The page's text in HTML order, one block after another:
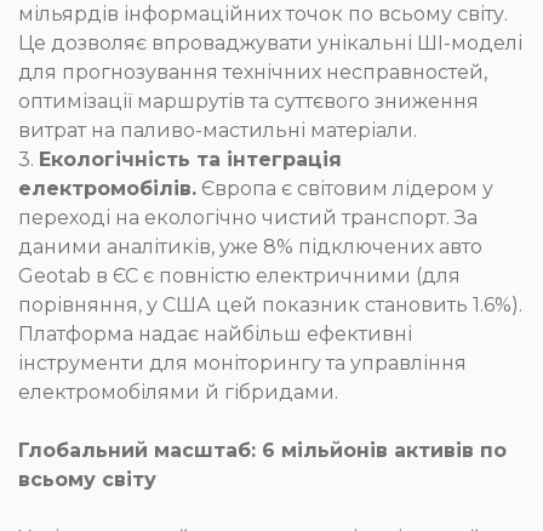
мільярдів інформаційних точок по всьому світу.
Це дозволяє впроваджувати унікальні ШІ-моделі
для прогнозування технічних несправностей,
оптимізації маршрутів та суттєвого зниження
витрат на паливо-мастильні матеріали.
3. Екологічність та інтеграція
електромобілів. Європа є світовим лідером у
переході на екологічно чистий транспорт. За
даними аналітиків, уже 8% підключених авто
Geotab в ЄС є повністю електричними (для
порівняння, у США цей показник становить 1.6%).
Платформа надає найбільш ефективні
інструменти для моніторингу та управління
електромобілями й гібридами.
Глобальний масштаб: 6 мільйонів активів по
всьому світу